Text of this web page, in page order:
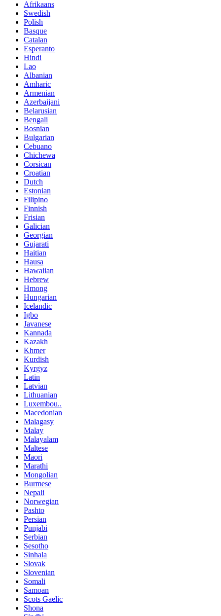
Afrikaans
Swedish
Polish
Basque
Catalan
Esperanto
Hindi
Lao
Albanian
Amharic
Armenian
Azerbaijani
Belarusian
Bengali
Bosnian
Bulgarian
Cebuano
Chichewa
Corsican
Croatian
Dutch
Estonian
Filipino
Finnish
Frisian
Galician
Georgian
Gujarati
Haitian
Hausa
Hawaiian
Hebrew
Hmong
Hungarian
Icelandic
Igbo
Javanese
Kannada
Kazakh
Khmer
Kurdish
Kyrgyz
Latin
Latvian
Lithuanian
Luxembou..
Macedonian
Malagasy
Malay
Malayalam
Maltese
Maori
Marathi
Mongolian
Burmese
Nepali
Norwegian
Pashto
Persian
Punjabi
Serbian
Sesotho
Sinhala
Slovak
Slovenian
Somali
Samoan
Scots Gaelic
Shona